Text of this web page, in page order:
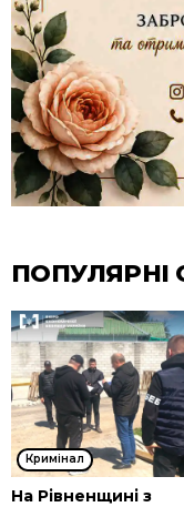
ПОПУЛЯРНІ
Кримінал
На Рівненщині з